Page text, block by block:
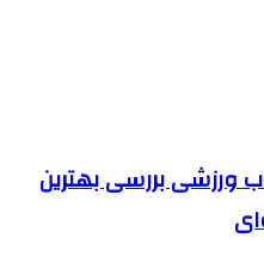
ورزشی بررسی بهترین